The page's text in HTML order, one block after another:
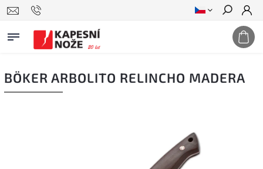
Hledat
BÖKER ARBOLITO RELINCHO MADERA